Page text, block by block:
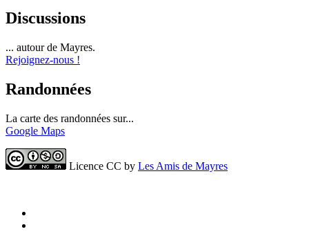
Discussions
... autour de Mayres.
Rejoignez-nous !
Randonnées
La carte des randonnées sur...
Google Maps
Licence CC by Les Amis de Mayres